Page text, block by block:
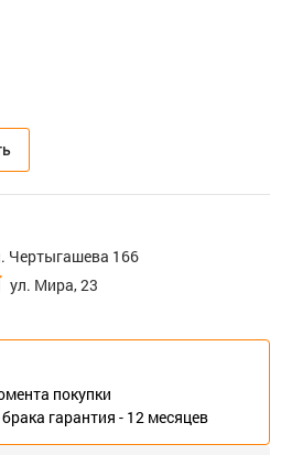
Чертыгашева 166
ул. Мира, 23
покупки
гарантия - 12 месяцев